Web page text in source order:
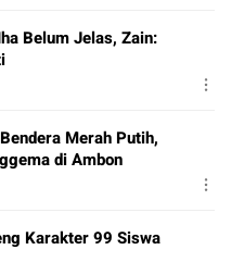
Belum Jelas, Zain:
Merah Putih,
di Ambon
Karakter 99 Siswa